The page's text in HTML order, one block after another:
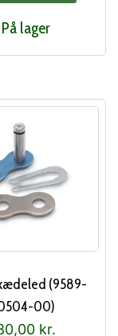
På lager
(9589-
00)
kr.